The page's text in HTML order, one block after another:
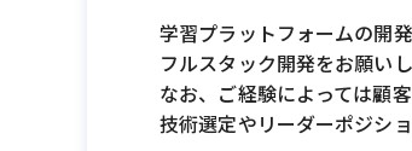
学習プラットフォームの開
フルスタック開発をお願いし
なお、ご経験によっては顧
技術選定やリーダーポジシ